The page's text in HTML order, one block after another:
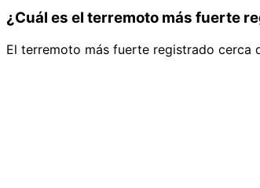
¿Cuál es el terremoto más fuerte
El terremoto más fuerte registrado cerca